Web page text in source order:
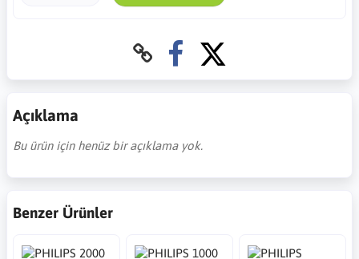
Açıklama
Bu ürün için henüz bir açıklama yok.
Benzer Ürünler